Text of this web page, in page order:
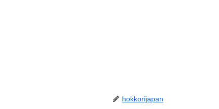
hokkorijapan